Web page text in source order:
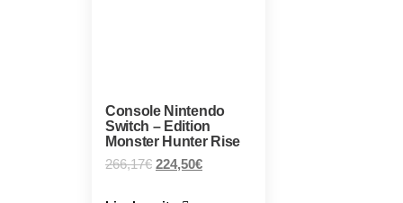
Console Nintendo
Switch – Edition
Monster Hunter Rise
266,17€ 224,50€